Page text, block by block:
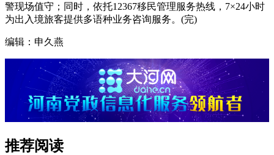
警现场值守；同时，依托12367移民管理服务热线，7×24小时
为出入境旅客提供多语种业务咨询服务。(完)
编辑：申久燕
推荐阅读